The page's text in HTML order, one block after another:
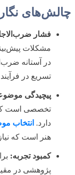
چالش‌های
فشار
مشکلات
در آستانه
تسریع در
پیچیدگی
تخصصی است که
دارد. انتخاب
هنر است که
کمبود تجربه:
پژوهشی در